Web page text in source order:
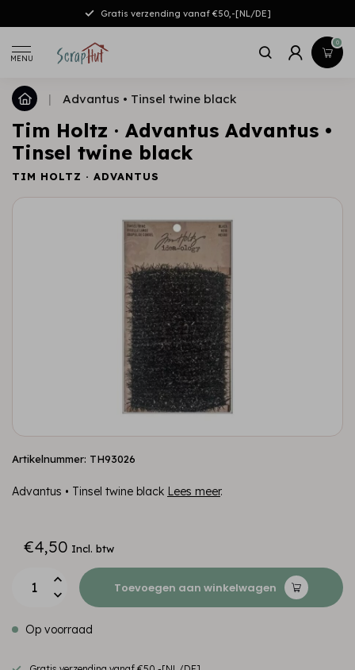
Gratis verzending vanaf €50,-[NL/DE]
MENU
0
| Advantus • Tinsel twine black
Tim Holtz · Advantus Advantus •
Tinsel twine black
TIM HOLTZ · ADVANTUS
Artikelnummer: TH93026
Advantus • Tinsel twine black Lees meer.
€4,50 Incl. btw
Toevoegen aan winkelwagen
Op voorraad